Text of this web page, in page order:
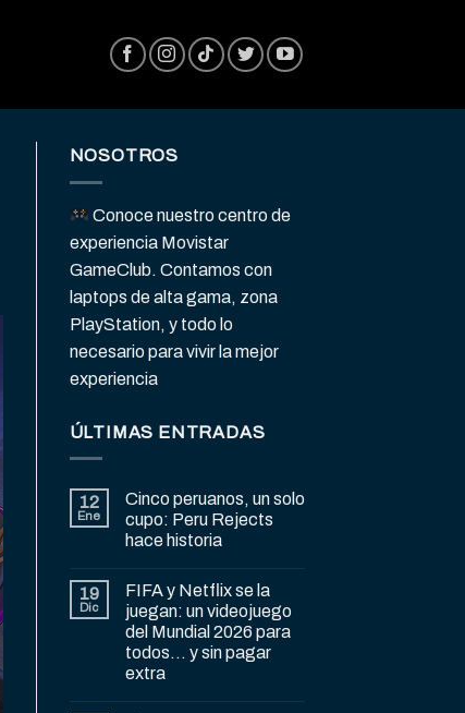
NOSOTROS
Conoce nuestro centro de
experiencia Movistar
GameClub. Contamos con
laptops de alta gama, zona
PlayStation, y todo lo
necesario para vivir la mejor
experiencia
ÚLTIMAS ENTRADAS
12
Ene
Cinco peruanos, un solo
cupo: Peru Rejects
hace historia
19
Dic
FIFA y Netflix se la
juegan: un videojuego
del Mundial 2026 para
todos… y sin pagar
extra